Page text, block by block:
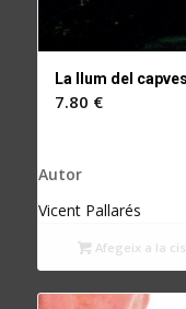
La llum del
7.80 €
Autor
Vicent Pallarés
Afegeix a la